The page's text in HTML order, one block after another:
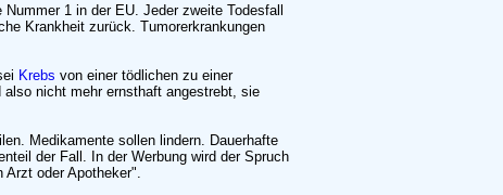
1 in der EU. Jeder zweite Todesfall
Krankheit zurück. Tumorerkrankungen
Krebs von einer tödlichen zu einer
nicht mehr ernsthaft angestrebt, sie
Medikamente sollen lindern. Dauerhafte
der Fall. In der Werbung wird der Spruch
oder Apotheker".